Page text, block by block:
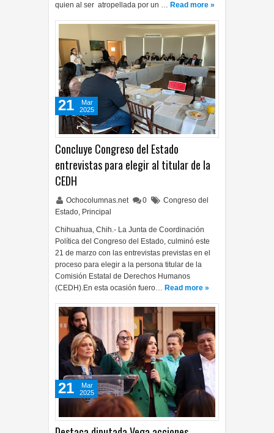
quien al ser atropellada por un … Read more »
Concluye Congreso del Estado
entrevistas para elegir al titular de la
CEDH
Ochocolumnas.net 0
Congreso del
Estado, Principal
Chihuahua, Chih.- La Junta de Coordinación
Política del Congreso del Estado, culminó este
21 de marzo con las entrevistas previstas en el
proceso para elegir a la persona titular de la
Comisión Estatal de Derechos Humanos
(CEDH).En esta ocasión fuero… Read more »
21
Mar
2025
21
Mar
2025